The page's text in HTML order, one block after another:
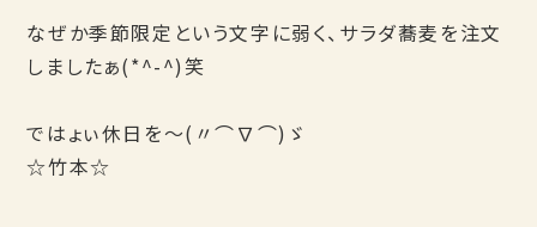
なぜか季節限定という文字に弱く、サラダ蕎麦を注文
しましたぁ(*^-^)笑
ではょぃ休日を～(〃⌒∇⌒)ゞ
☆竹本☆